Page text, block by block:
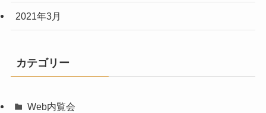
2021年3月
カテゴリー
Web内覧会